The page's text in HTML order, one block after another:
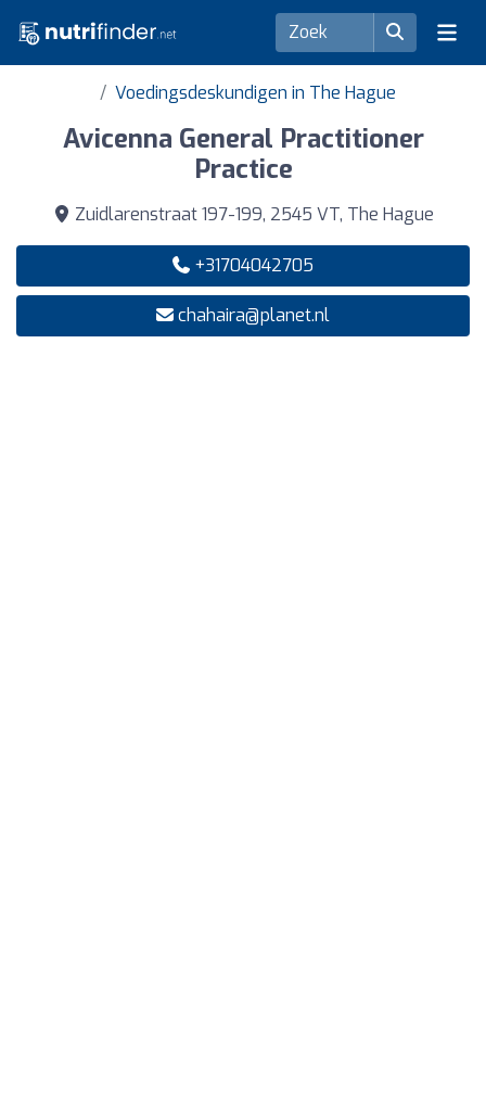
Voedingsdeskundigen in The Hague
Avicenna General Practitioner
Practice
Zuidlarenstraat 197-199, 2545 VT, The Hague
+31704042705
chahaira@planet.nl